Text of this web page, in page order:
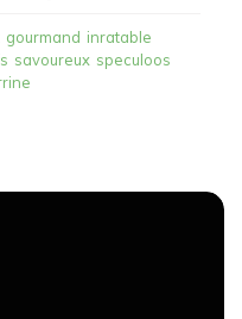
gourmand inratable
savoureux speculoos